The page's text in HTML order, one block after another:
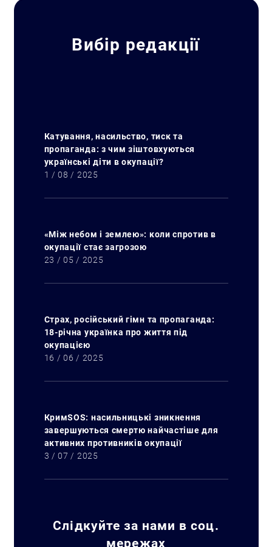
Искать:
Вибір редакції
Катування, насильство, тиск та
пропаганда: з чим зіштовхуються
українські діти в окупації?
1 / 08 / 2025
«Між небом і землею»: коли спротив в
окупації стає загрозою
23 / 05 / 2025
Страх, російський гімн та пропаганда:
18-річна українка про життя під
окупацією
16 / 06 / 2025
КримSOS: насильницькі зникнення
завершуються смертю найчастіше для
активних противників окупації
3 / 07 / 2025
Слідкуйте за нами в соц.
мережах